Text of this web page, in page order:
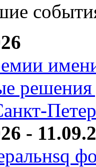
решения
-